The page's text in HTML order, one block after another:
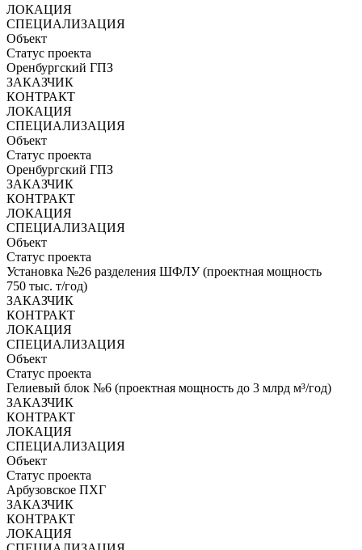
ЛОКАЦИЯ
СПЕЦИАЛИЗАЦИЯ
Объект
Статус проекта
Оренбургский ГПЗ
ЗАКАЗЧИК
КОНТРАКТ
ЛОКАЦИЯ
СПЕЦИАЛИЗАЦИЯ
Объект
Статус проекта
Оренбургский ГПЗ
ЗАКАЗЧИК
КОНТРАКТ
ЛОКАЦИЯ
СПЕЦИАЛИЗАЦИЯ
Объект
Статус проекта
Установка №26 разделения ШФЛУ (проектная мощность
750 тыс. т/год)
ЗАКАЗЧИК
КОНТРАКТ
ЛОКАЦИЯ
СПЕЦИАЛИЗАЦИЯ
Объект
Статус проекта
Гелиевый блок №6 (проектная мощность до 3 млрд м³/год)
ЗАКАЗЧИК
КОНТРАКТ
ЛОКАЦИЯ
СПЕЦИАЛИЗАЦИЯ
Объект
Статус проекта
Арбузовское ПХГ
ЗАКАЗЧИК
КОНТРАКТ
ЛОКАЦИЯ